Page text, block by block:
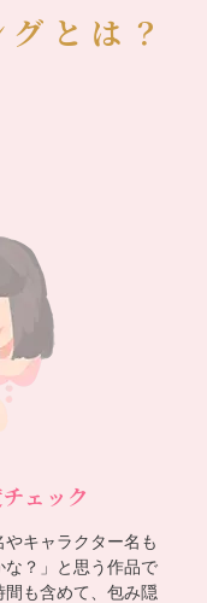
とは？
ェック
キャラクター名も
？」と思う作品で
も含めて、包み隠